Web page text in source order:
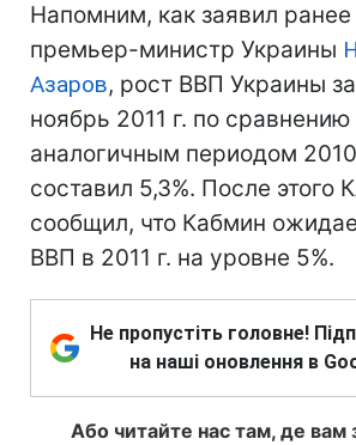
Напомним, как заявил ранее
премьер-министр Украины
Азаров, рост ВВП Украины
ноябрь 2011 г. по сравнению
аналогичным периодом 2010
составил 5,3%. После этого
сообщил, что Кабмин
ВВП в 2011 г. на уровне 5%.
Не пропустіть головне!
на наші оновлення в
Або читайте нас там, де вам